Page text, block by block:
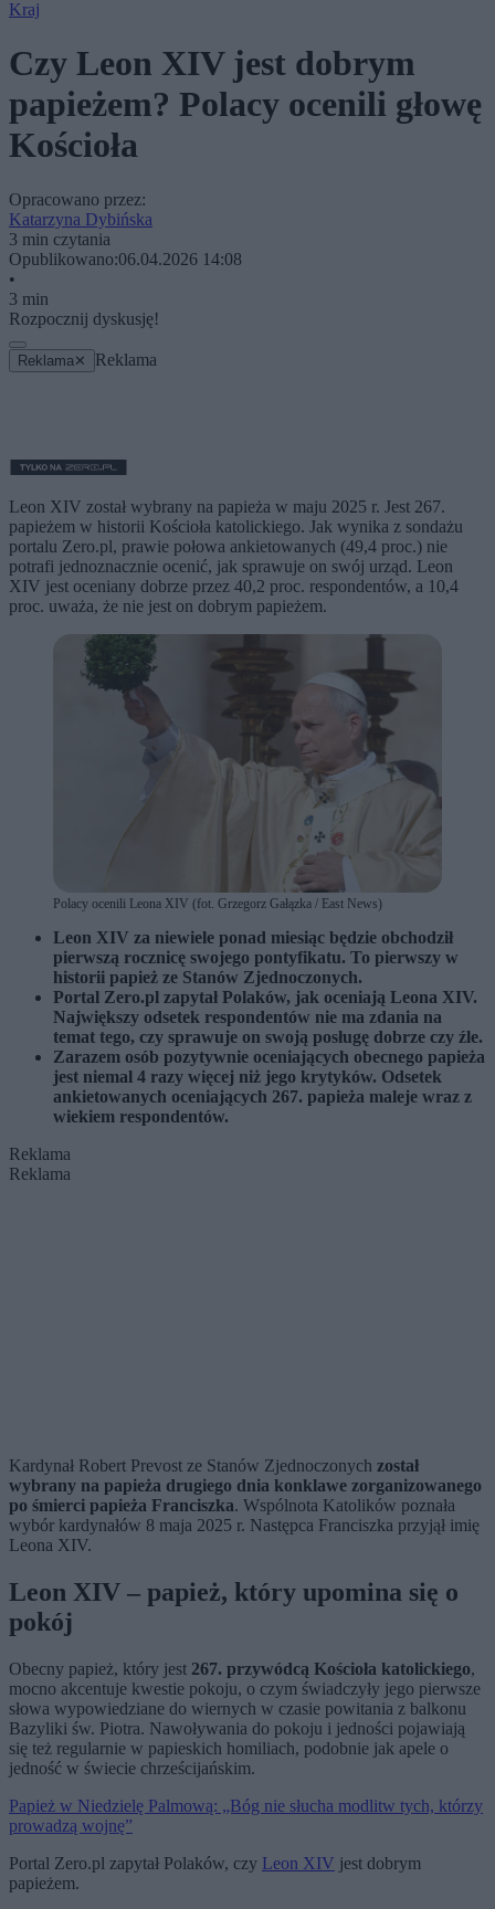
Kraj
Czy Leon XIV jest dobrym
papieżem? Polacy ocenili głowę
Kościoła
Opracowano przez:
Katarzyna Dybińska
3 min czytania
Opublikowano:06.04.2026 14:08
•
3 min
Rozpocznij dyskusję!
Reklama ✕ Reklama
Leon XIV został wybrany na papieża w maju 2025 r. Jest 267.
papieżem w historii Kościoła katolickiego. Jak wynika z sondażu
portalu Zero.pl, prawie połowa ankietowanych (49,4 proc.) nie
potrafi jednoznacznie ocenić, jak sprawuje on swój urząd. Leon
XIV jest oceniany dobrze przez 40,2 proc. respondentów, a 10,4
proc. uważa, że nie jest on dobrym papieżem.
Polacy ocenili Leona XIV (fot. Grzegorz Gałązka / East News)
Leon XIV za niewiele ponad miesiąc będzie obchodził
pierwszą rocznicę swojego pontyfikatu. To pierwszy w
historii papież ze Stanów Zjednoczonych.
Portal Zero.pl zapytał Polaków, jak oceniają Leona XIV.
Największy odsetek respondentów nie ma zdania na
temat tego, czy sprawuje on swoją posługę dobrze czy źle.
Zarazem osób pozytywnie oceniających obecnego papieża
jest niemal 4 razy więcej niż jego krytyków. Odsetek
ankietowanych oceniających 267. papieża maleje wraz z
wiekiem respondentów.
Reklama
Reklama
Kardynał Robert Prevost ze Stanów Zjednoczonych został
wybrany na papieża drugiego dnia konklawe zorganizowanego
po śmierci papieża Franciszka. Wspólnota Katolików poznała
wybór kardynałów 8 maja 2025 r. Następca Franciszka przyjął imię
Leona XIV.
Leon XIV – papież, który upomina się o
pokój
Obecny papież, który jest 267. przywódcą Kościoła katolickiego,
mocno akcentuje kwestie pokoju, o czym świadczyły jego pierwsze
słowa wypowiedziane do wiernych w czasie powitania z balkonu
Bazyliki św. Piotra. Nawoływania do pokoju i jedności pojawiają
się też regularnie w papieskich homiliach, podobnie jak apele o
jedność w świecie chrześcijańskim.
Papież w Niedzielę Palmową: „Bóg nie słucha modlitw tych, którzy
prowadzą wojnę”
Portal Zero.pl zapytał Polaków, czy Leon XIV jest dobrym
papieżem.